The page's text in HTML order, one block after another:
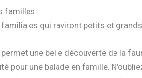
familles
qui raviront petits et
une belle découverte de la
pour une balade en famille.